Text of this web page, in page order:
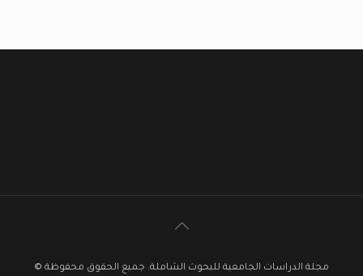
مجلة الدراسات الجامعية للبحوث الشاملة. جميع الحقوق محفوظة ©